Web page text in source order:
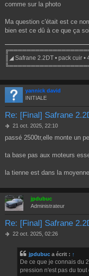
comme sur la photo
Ma question c'était est ce
bien est ce dû à ce que ça
║◢ Safrane 2.2DT • pack cuir •
yannick david
INITIALE
Re: [Final] Safrane
M
s
a
21 oct. 2025, 22:10
passé 2500tr,elle monte un
ta base pas aux moteurs
la tienne est dans la
jpdubuc
Administrateur
Re: [Final] Safrane
M
22 oct. 2025, 02:26
jpdubuc a écrit : ↑
De ce que je connais du
pression n'est pas du